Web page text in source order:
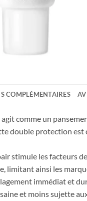
COMPLÉMENTAIRES
comme un
double protection
stimule les facteurs
limitant ainsi les
immédiat et
et moins sujette